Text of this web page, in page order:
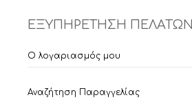
ΕΞΥΠΗΡΕΤΗΣΗ ΠΕΛΑΤΩΝ
Ο λογαριασμός μου
Αναζήτηση Παραγγελίας